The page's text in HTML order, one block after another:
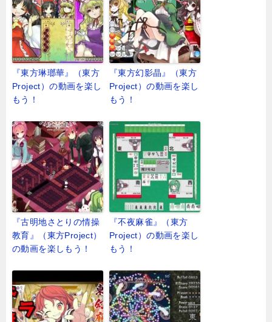
『東方琳瑯華』（東方
Project）の動画を楽し
もう！
『東方幻影晶』（東方
Project）の動画を楽し
もう！
『古明地さとりの情操
教育』（東方Project）
の動画を楽しもう！
『不夜麻雀』（東方
Project）の動画を楽し
もう！